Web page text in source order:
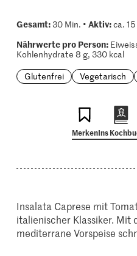
Gesamt:30 Min. • Aktiv:ca.
Nährwerte pro Person:
Kohlenhydrate 8 g, 330 kcal
Glutenfrei
Vegetarisch
MerkenIns
Insalata Caprese mit
italienischer Klassiker. Mit
mediterrane Vorspeise